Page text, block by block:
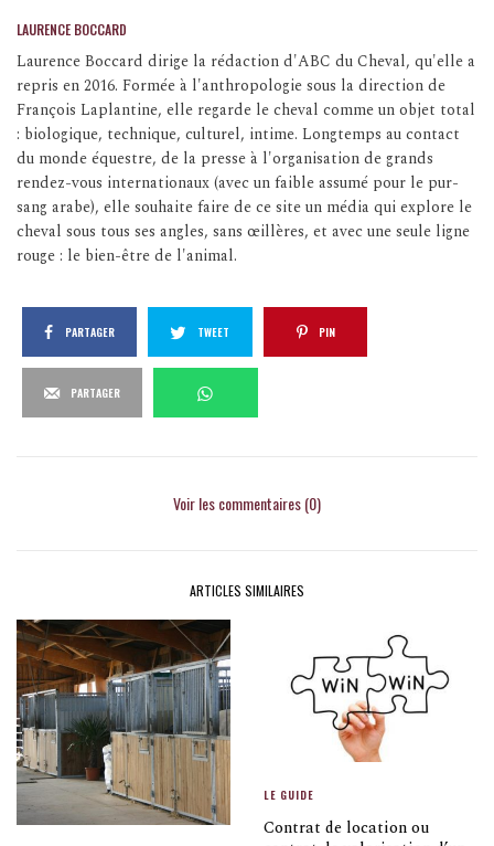
LAURENCE BOCCARD
Laurence Boccard dirige la rédaction d'ABC du Cheval, qu'elle a
repris en 2016. Formée à l'anthropologie sous la direction de
François Laplantine, elle regarde le cheval comme un objet total
: biologique, technique, culturel, intime. Longtemps au contact
du monde équestre, de la presse à l'organisation de grands
rendez-vous internationaux (avec un faible assumé pour le pur-
sang arabe), elle souhaite faire de ce site un média qui explore le
cheval sous tous ses angles, sans œillères, et avec une seule ligne
rouge : le bien-être de l'animal.
PARTAGER TWEET PIN
PARTAGER
Voir les commentaires (0)
ARTICLES SIMILAIRES
LE GUIDE
Contrat de location ou